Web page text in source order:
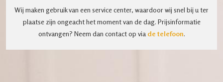
Wij maken gebruik van een service center, waardoor wij snel bij u ter
plaatse zijn ongeacht het moment van de dag. Prijsinformatie
ontvangen? Neem dan contact op via de telefoon.